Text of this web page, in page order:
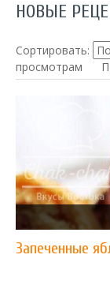
НОВЫЕ
Сортировать:
просмотрам
Запеченные